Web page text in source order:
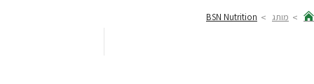
מותג BSN Nutrition